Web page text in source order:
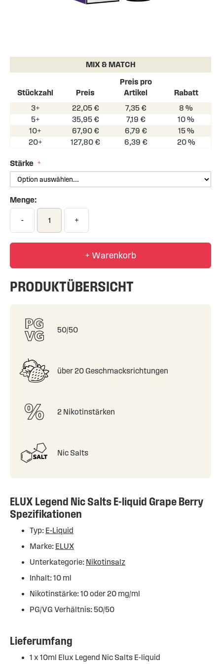
the
the
gallery
MIX & MATCH
Stückzahl Preis
Preis pro
Artikel
Rabatt
3+
22,05 € 7,35 €
8 %
5+
35,95 € 7,19 €
10 %
10+
67,90 € 6,79 €
15 %
20+
127,80 € 6,39 € 20 %
Stärke
Menge:
- +
+ Warenkorb
PRODUKTÜBERSICHT
50/50
über 20 Geschmacksrichtungen
2 Nikotinstärken
Nic Salts
ELUX Legend Nic Salts E-liquid Grape Berry
Spezifikationen
Typ: E-Liquid
Marke: ELUX
Unterkategorie: Nikotinsalz
Inhalt: 10 ml
Nikotinstärke: 10 oder 20 mg/ml
PG/VG Verhältnis: 50/50
Lieferumfang
1 x 10ml Elux Legend Nic Salts E-liquid